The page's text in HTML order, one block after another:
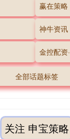
赢在策略
神牛资讯
金控配资·
全部话题标签
关注 申宝策略